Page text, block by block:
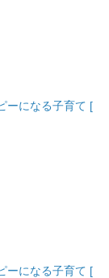
ーになる子育て [
ーになる子育て [